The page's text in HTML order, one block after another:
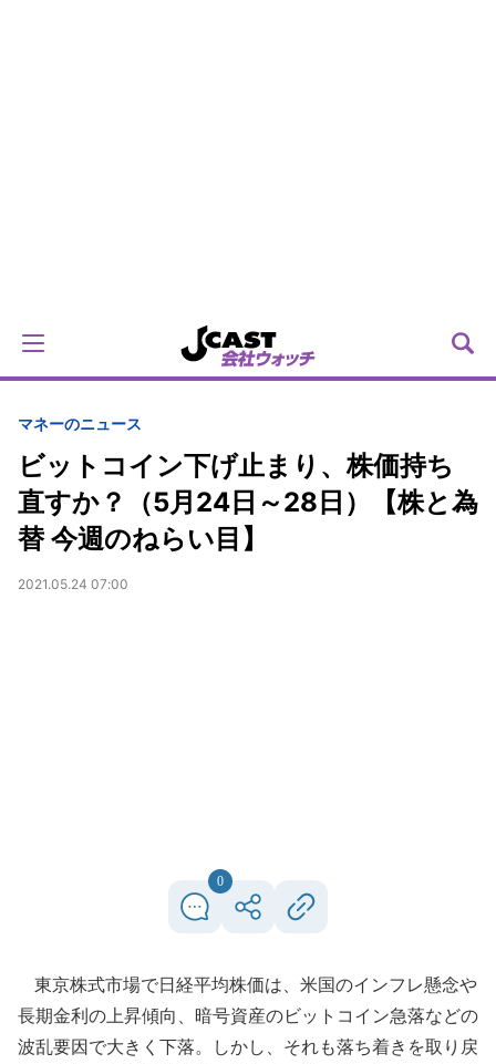
マネーのニュース
ビットコイン下げ止まり、株価持ち
直すか？（5月24日～28日）【株と為
替 今週のねらい目】
2021.05.24 07:00
0
東京株式市場で日経平均株価は、米国のインフレ懸念や
長期金利の上昇傾向、暗号資産のビットコイン急落などの
波乱要因で大きく下落。しかし、それも落ち着きを取り戻